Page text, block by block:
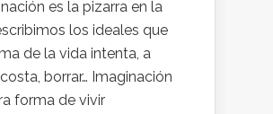
es la pizarra en la
los ideales que
de la vida intenta, a
borrar… Imaginación
forma de vivir